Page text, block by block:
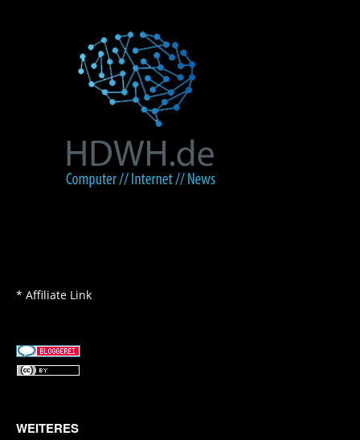
* Affiliate Link
WEITERES